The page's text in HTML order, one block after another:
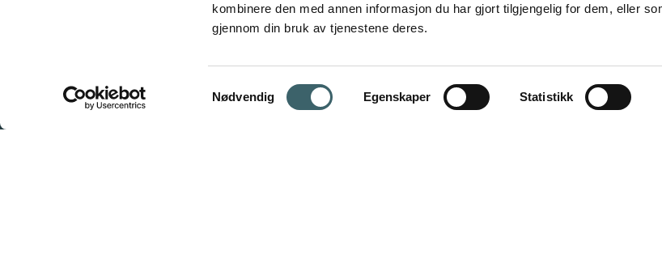
kombinere den med annen informasjon du har gjort tilgjengelig for dem, eller
gjennom din bruk av tjenestene deres.
Samtykkevalg
Nødvendig Egenskaper Statistikk